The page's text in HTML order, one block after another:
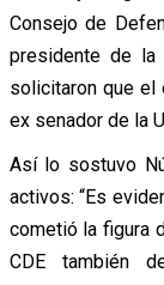
Consejo de
presidente de la
solicitaron que el
ex senador de la
Así lo sostuvo
activos: “Es
cometió la figura
CDE también